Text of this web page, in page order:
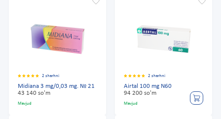
2 sharhni
Midiana 3 mg/0,03 mg. № 21
43 140 so'm
Mavjud
2 sharhni
Airtal 100 mg N60
94 200 so'm
Mavjud